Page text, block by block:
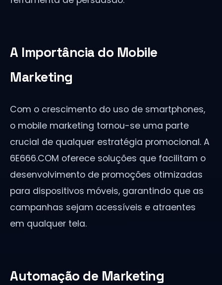
A Importância do Mobile
Marketing
Com o crescimento do uso de smartphones,
o mobile marketing tornou-se uma parte
crucial de qualquer estratégia promocional. A
6E666.COM oferece soluções que facilitam o
desenvolvimento de promoções otimizadas
para dispositivos móveis, garantindo que as
campanhas sejam acessíveis e atraentes
em qualquer tela.
Automação de Marketing